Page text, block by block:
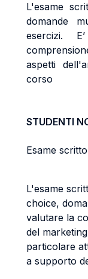
L'esame
domande
esercizi.
aspetti
corso
STUDENTI
Esame
L'esame
choice,
valutare la
del
particolare
a supporto